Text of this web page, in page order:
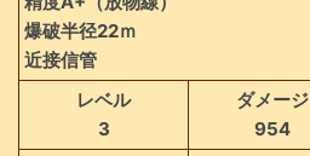
爆破半径22ｍ
近接信管
レベル
3
ダメージ
954